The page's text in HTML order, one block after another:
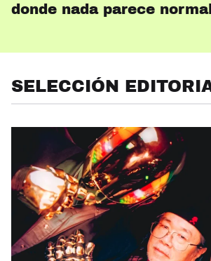
donde nada parece
SELECCIÓN